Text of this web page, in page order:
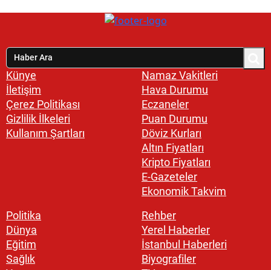
Künye
İletişim
Çerez Politikası
Gizlilik İlkeleri
Kullanım Şartları
Namaz Vakitleri
Hava Durumu
Eczaneler
Puan Durumu
Döviz Kurları
Altın Fiyatları
Kripto Fiyatları
E-Gazeteler
Ekonomik Takvim
Politika
Dünya
Eğitim
Sağlık
Rehber
Yerel Haberler
İstanbul Haberleri
Biyografiler